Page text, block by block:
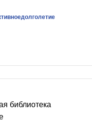
библиотека